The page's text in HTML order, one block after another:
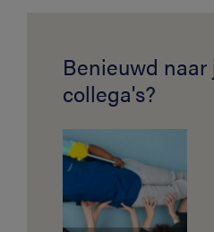
Benieuwd
collega's?